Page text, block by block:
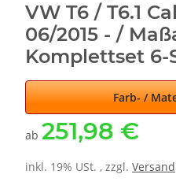
VW T6 / T6.1
06/2015 - /
Komplettset 6-
Farb- /
ab 251,98 €
inkl. 19% USt. , zzgl. Versand